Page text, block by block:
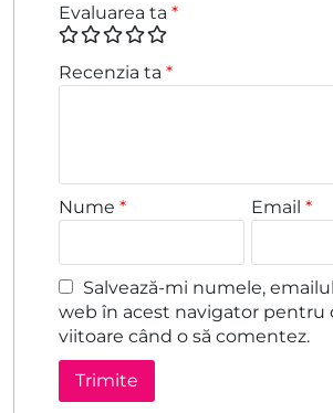
Evaluarea ta *
Recenzia ta *
Nume * Email*
Salvează-mi numele,
web în acest navigator pentru
viitoare când o să comentez.